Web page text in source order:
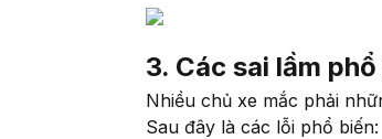
3. Các sai lầm
Nhiều chủ xe mắc phải
Sau đây là các lỗi phổ biến: